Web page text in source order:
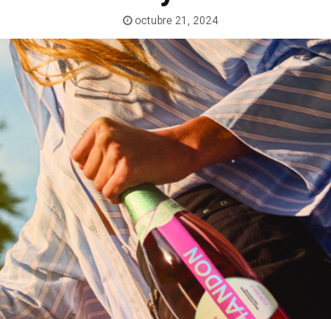
octubre 21, 2024